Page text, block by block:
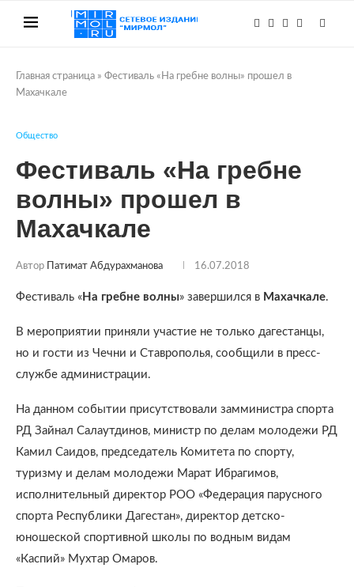
Главная страница » Фестиваль «На гребне волны» прошел в
Махачкале
Общество
Фестиваль «На гребне
волны» прошел в
Махачкале
Автор Патимат Абдурахманова 16.07.2018
Фестиваль « На гребне волны» завершился в Махачкале.
В мероприятии приняли участие не только дагестанцы,
но и гости из Чечни и Ставрополья, сообщили в пресс-
службе администрации.
На данном событии присутствовали замминистра спорта
РД Зайнал Салаутдинов, министр по делам молодежи РД
Камил Саидов, председатель Комитета по спорту,
туризму и делам молодежи Марат Ибрагимов,
исполнительный директор РОО «Федерация парусного
спорта Республики Дагестан», директор детско-
юношеской спортивной школы по водным видам
«Каспий» Мухтар Омаров.